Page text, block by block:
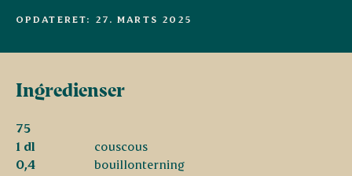
OPDATERET: 27. MARTS 2025
Ingredienser
75
1 dl
couscous
0,4
bouillonterning